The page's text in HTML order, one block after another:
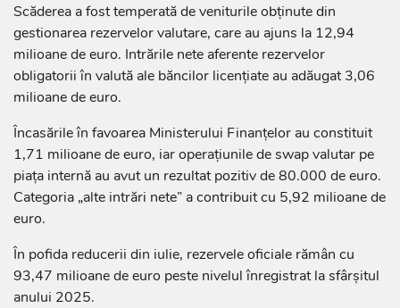
Scăderea a fost temperată de veniturile obținute din
gestionarea rezervelor valutare, care au ajuns la 12,94
milioane de euro. Intrările nete aferente rezervelor
obligatorii în valută ale băncilor licențiate au adăugat 3,06
milioane de euro.
Încasările în favoarea Ministerului Finanțelor au constituit
1,71 milioane de euro, iar operațiunile de swap valutar pe
piața internă au avut un rezultat pozitiv de 80.000 de euro.
Categoria „alte intrări nete” a contribuit cu 5,92 milioane de
euro.
În pofida reducerii din iulie, rezervele oficiale rămân cu
93,47 milioane de euro peste nivelul înregistrat la sfârșitul
anului 2025.